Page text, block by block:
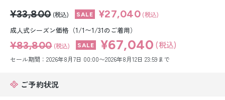
小物販売品
¥33,800 (税込) ¥27,040 (税込)
成人式シーズン価格（1/1〜1/31のご着用）
¥83,800 (税込) ¥67,040 (税込)
セール期間：2026年8月7日 00:00〜2026年8月12日 23:59まで
ご予約状況